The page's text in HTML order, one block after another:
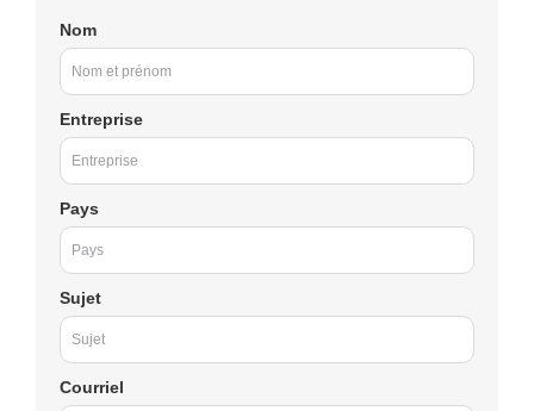
Nom
Entreprise
Pays
Sujet
Courriel